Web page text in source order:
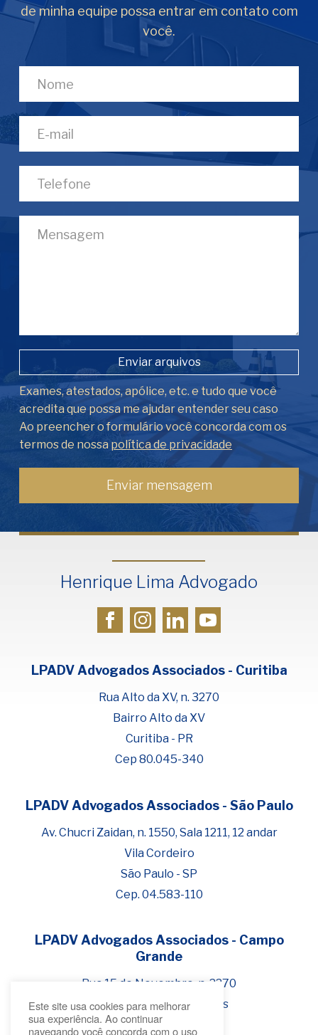
Fale com Henrique Lima
Cadastre-se para começar uma
conversa no WhatsApp
de minha equipe possa entrar em contato com
você.
Enviar arquivos
Exames, atestados, apólice, etc. e tudo que você
acredita que possa me ajudar entender seu caso
Ao preencher o formulário você concorda com os
termos de nossa política de privacidade
Henrique Lima Advogado
LPADV Advogados Associados - Curitiba
Rua Alto da XV, n. 3270
Bairro Alto da XV
Curitiba - PR
Cep 80.045-340
LPADV Advogados Associados - São Paulo
Av. Chucri Zaidan, n. 1550, Sala 1211, 12 andar
Vila Cordeiro
São Paulo - SP
Cep. 04.583-110
LPADV Advogados Associados - Campo
Grande
Rua 15 de Novembro, n. 2270
Bairro Jardim dos Estados
Campo Grande - MS
Este site usa cookies para melhorar
sua experiência. Ao continuar
navegando você concorda com o uso